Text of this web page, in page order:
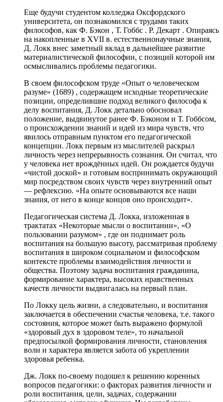
Еще будучи студентом колледжа Оксфордского
университета, он познакомился с трудами таких
философов, как Ф. Бэкон , Т. Гоббс . Р. Декарт . Опираясь
на накопленные в XVII в. естественнонаучные знания,
Д. Локк внес заметный вклад в дальнейшее развитие
материалистической философии, с позиций которой им
осмысливались проблемы педагогики.
В своем философском труде «Опыт о человеческом
разуме» (1689) , содержащем исходные теоретические
позиции, определившие подход великого философа к
делу воспитания, Д. Локк детально обосновал
положение, выдвинутое ранее Ф. Бэконом и Т. Гоббсом,
о происхождении знаний и идей из мира чувств, что
явилось отправным пунктом его педагогической
концепции. Локк первым из мыслителей раскрыл
личность через непрерывность сознания. Он считал, что
у человека нет врождённых идей. Он рождается будучи
«чистой доской» и готовым воспринимать окружающий
мир посредством своих чувств через внутренний опыт
— рефлексию. «На опыте основываются все наши
знания, от него в конце концов оно происходит».
Педагогическая система Д. Локка, изложенная в
трактатах «Некоторые мысли о воспитании», «О
пользовании разумом» , где он поднимает роль
воспитания на большую высоту, рассматривая проблему
воспитания в широком социальном и философском
контексте проблемы взаимодействия личности и
общества. Поэтому задача воспитания гражданина,
формирование характера, высоких нравственных
качеств личности выдвигалась на первый план.
По Локку цель жизни, а следовательно, и воспитания
заключается в обеспечении счастья человека, т.е. такого
состояния, которое может быть выражено формулой
«здоровый дух в здоровом теле», то начальной
предпосылкой формирования личности, становления
воли и характера является забота об укреплении
здоровья ребенка.
Дж. Локк по-своему подошел к решению коренных
вопросов педагогики: о факторах развития личности и
роли воспитания, цели, задачах, содержании